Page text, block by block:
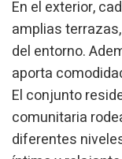
En el exterior,
amplias
del entorno.
aporta
El conjunto
comunitaria
diferentes
Modificar
Técnicas y
Este sitio web